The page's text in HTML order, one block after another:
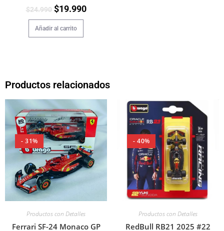
$24.990 $19.990
Añadir al carrito
Productos relacionados
- 31%
Productos con Detalles
Ferrari SF-24 Monaco GP
- 40%
Productos con Detalles
RedBull RB21 2025 #22